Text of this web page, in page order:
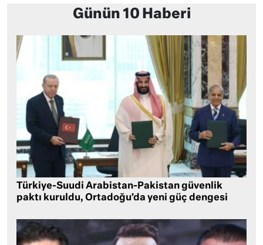
Günün 10 Haberi
Türkiye-Suudi Arabistan-Pakistan güvenlik
paktı kuruldu, Ortadoğu’da yeni güç dengesi